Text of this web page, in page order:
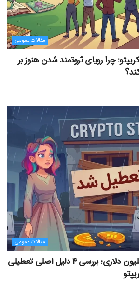
مقالات عمومی
در کریپتو: چرا رویای ثروتمند شدن هنوز بر
مقالات عمومی
پایان تلخ پروژه‌های میلیون دلاری؛ بررسی ۴ دلیل اصلی تعطیلی